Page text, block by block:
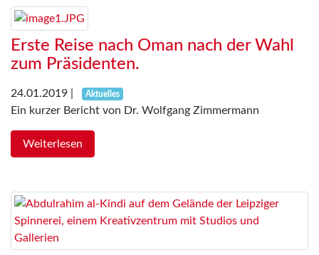
Erste Reise nach Oman nach der Wahl
zum Präsidenten.
24.01.2019 Aktuelles
Ein kurzer Bericht von Dr. Wolfgang Zimmermann
Weiterlesen